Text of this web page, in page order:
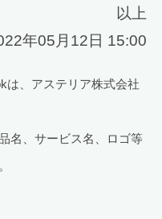
以上
年05月12日 15:00
は、アステリア株式会社
名、サービス名、ロゴ等